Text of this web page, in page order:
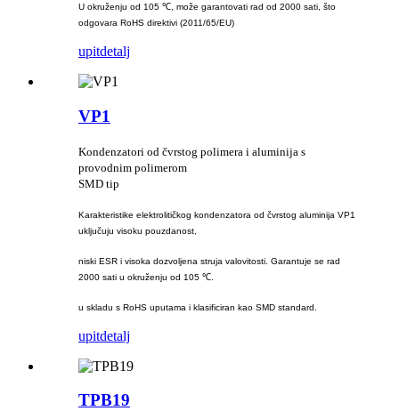
U okruženju od 105 ℃, može garantovati rad od 2000 sati, što
odgovara RoHS direktivi (2011/65/EU)
upitdetalj
VP1
Kondenzatori od čvrstog polimera i aluminija s
provodnim polimerom
SMD tip
Karakteristike elektrolitičkog kondenzatora od čvrstog aluminija VP1
uključuju visoku pouzdanost,
niski ESR i visoka dozvoljena struja valovitosti. Garantuje se rad
2000 sati u okruženju od 105 ℃.
u skladu s RoHS uputama i klasificiran kao SMD standard.
upitdetalj
TPB19